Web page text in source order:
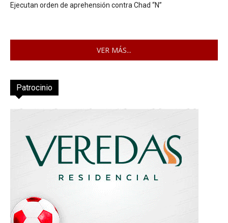
Ejecutan orden de aprehensión contra Chad “N”
VER MÁS...
Patrocinio